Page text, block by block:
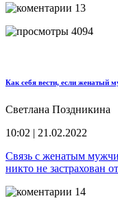
13
4094
Как себя вести, если женатый
Светлана Поздникина
10:02 | 21.02.2022
Связь с женатым
никто не застрахован
14